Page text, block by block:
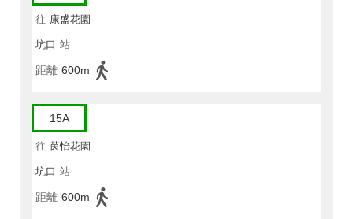
往 康盛花園
坑口 站
距離 600m
15A
往 茵怡花園
坑口 站
距離 600m